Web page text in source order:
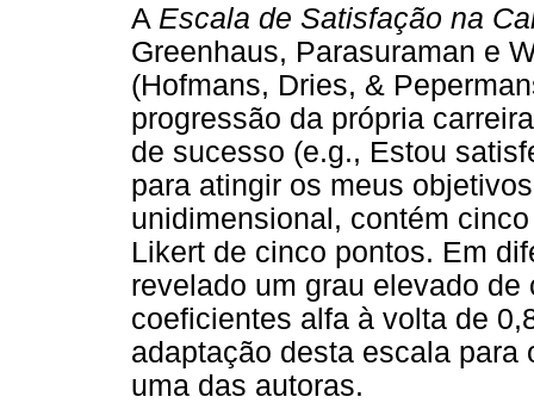
A Escala de Satisfação na
Greenhaus, Parasuraman e
(Hofmans, Dries, &
progressão da própria
de sucesso (e.g., Estou
para atingir os meus
unidimensional, contém
Likert de cinco pontos. Em
revelado um grau elevado
coeficientes alfa à volta de
adaptação desta escala para
uma das autoras.